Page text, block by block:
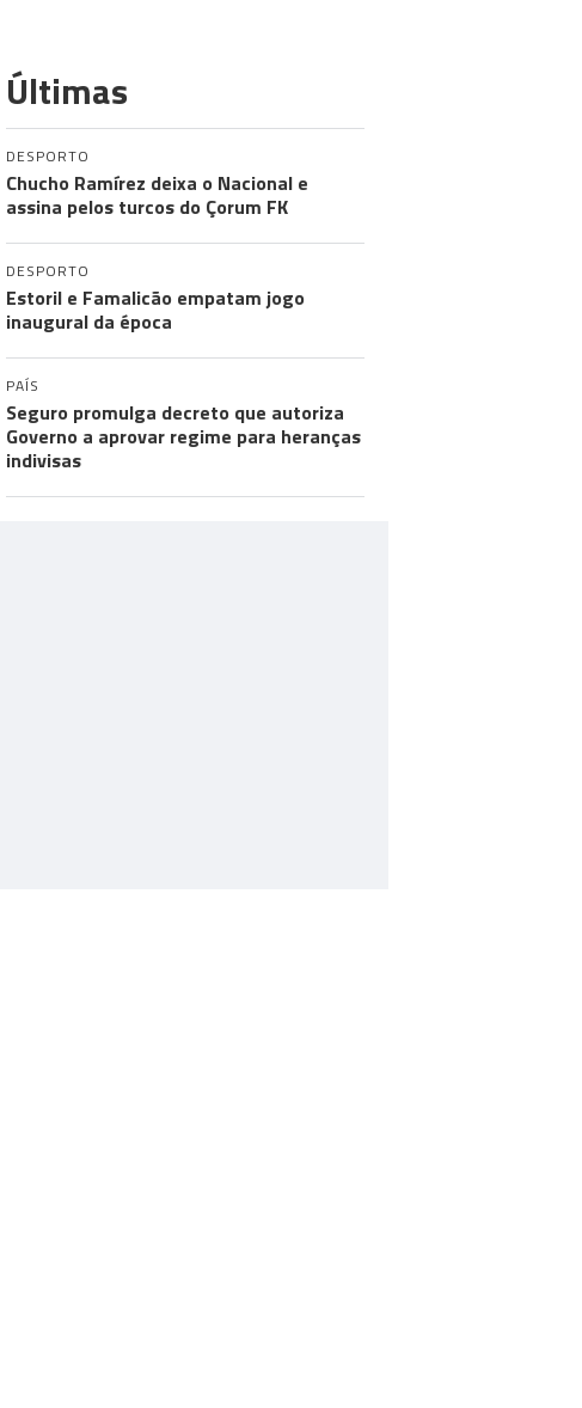
Últimas
DESPORTO
Chucho Ramírez deixa o Nacional e
assina pelos turcos do Çorum FK
DESPORTO
Estoril e Famalicão empatam jogo
inaugural da época
PAÍS
Seguro promulga decreto que autoriza
Governo a aprovar regime para heranças
indivisas